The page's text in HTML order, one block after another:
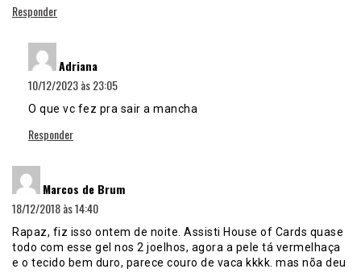
Responder
Adriana
10/12/2023 às 23:05
O que vc fez pra sair a mancha
Responder
Marcos de Brum
18/12/2018 às 14:40
Rapaz, fiz isso ontem de noite. Assisti House of Cards quase
todo com esse gel nos 2 joelhos, agora a pele tá vermelhaça
e o tecido bem duro, parece couro de vaca kkkk. mas nõa deu